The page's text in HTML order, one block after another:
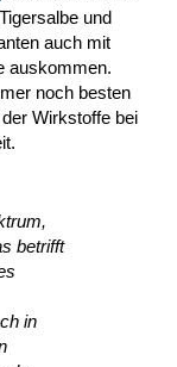
und
auch mit
auskommen.
noch besten
Wirkstoffe bei
betrifft
in